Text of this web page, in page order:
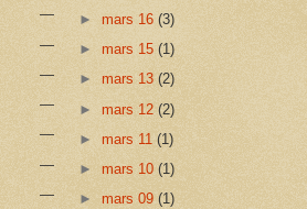
► mars 16 (3)
► mars 15 (1)
► mars 13 (2)
► mars 12 (2)
► mars 11 (1)
► mars 10 (1)
► mars 09 (1)